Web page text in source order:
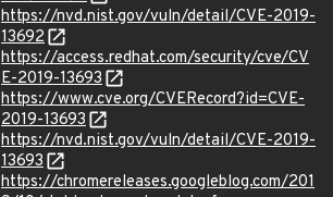
https://nvd.nist.gov/vuln/detail/CVE-2019-
13692
https://access.redhat.com/security/cve/CV
E-2019-13693
https://www.cve.org/CVERecord?id=CVE-
2019-13693
https://nvd.nist.gov/vuln/detail/CVE-2019-
13693
https://chromereleases.googleblog.com/201